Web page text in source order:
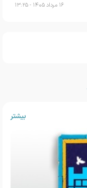
۱۶ مرداد ۱۴۰۵ - ۱۳:۲۵
بیشتر